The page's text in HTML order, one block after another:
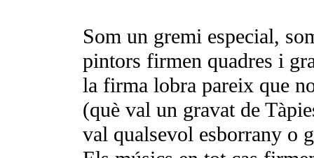
Som un gremi especial,
pintors firmen quadres i
la firma lobra pareix que
(què val un gravat de
val qualsevol esborrany o